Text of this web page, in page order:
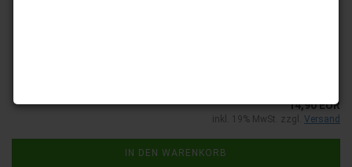
14,90 EUR
inkl. 19% MwSt. zzgl. Versand
IN DEN WARENKORB